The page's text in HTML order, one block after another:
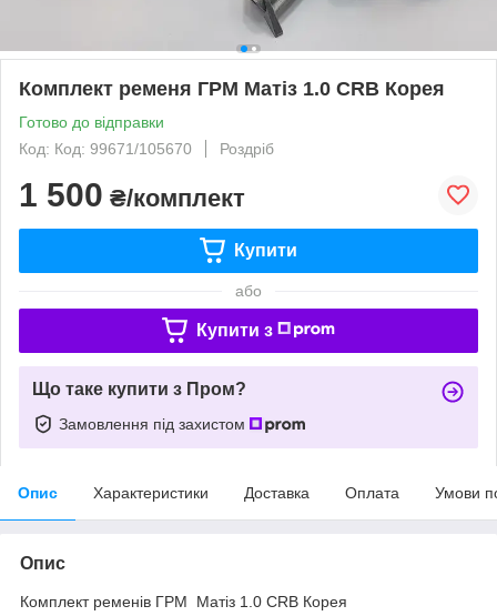
Комплект ременя ГРМ Матіз 1.0 CRB Корея
Готово до відправки
Код: Код: 99671/105670
Роздріб
1 500 ₴/комплект
Купити
або
Купити з
Що таке купити з Пром?
Замовлення під захистом
Опис Характеристики Доставка Оплата Умови
Опис
Комплект ременів ГРМ Матіз 1.0 CRB Корея